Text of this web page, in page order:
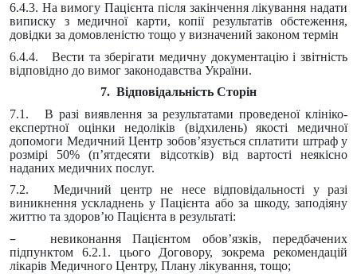
6.4.3. На вимогу Пацієнта після закінчення лікування надати
виписку з медичної карти, копії результатів обстеження,
довідки за домовленістю тощо у визначений законом термін
6.4.4. Вести та зберігати медичну документацію і звітність
відповідно до вимог законодавства України.
7. Відповідальність Сторін
7.1. В разі виявлення за результатами проведеної клініко-
експертної оцінки недоліків (відхилень) якості медичної
допомоги Медичний Центр зобов’язується сплатити штраф у
розмірі 50% (п’ятдесяти відсотків) від вартості неякісно
наданих медичних послуг.
7.2. Медичний центр не несе відповідальності у разі
виникнення ускладнень у Пацієнта або за шкоду, заподіяну
життю та здоров’ю Пацієнта в результаті:
–
невиконання Пацієнтом обов’язків, передбачених
підпунктом 6.2.1. цього Договору, зокрема рекомендацій
лікарів Медичного Центру, Плану лікування, тощо;